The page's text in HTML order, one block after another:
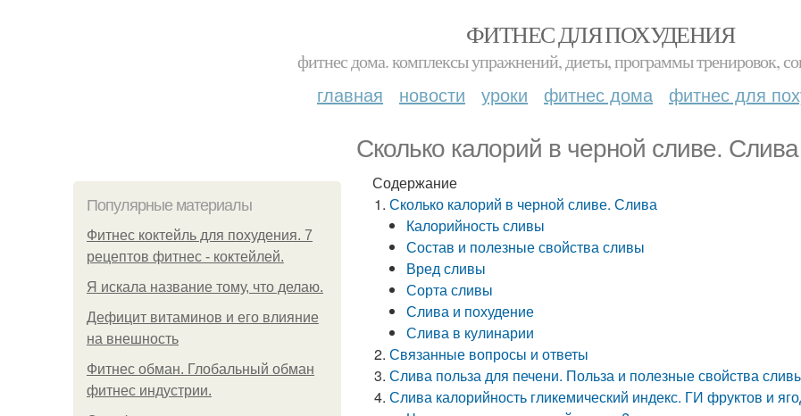
ФИТНЕС ДЛЯ ПОХУДЕНИЯ
фитнес дома. комплексы упражнений, диеты, программы тренировок,
главная новости уроки фитнес дома фитнес для
Сколько калорий в черной сливе. Слива
Популярные материалы
Фитнес коктейль для похудения. 7
рецептов фитнес - коктейлей.
Я искала название тому, что делаю.
Дефицит витаминов и его влияние
на внешность
Фитнес обман. Глобальный обман
фитнес индустрии.
Содержание
Сколько калорий в черной сливе. Слива
Калорийность сливы
Состав и полезные свойства сливы
Вред сливы
Сорта сливы
Слива и похудение
Слива в кулинарии
Связанные вопросы и ответы
Слива польза для печени. Польза и полезные свойства
Слива калорийность гликемический индекс. ГИ фруктов и